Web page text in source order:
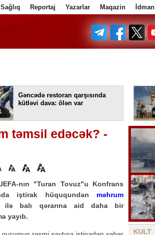
Sağlıq Reportaj Yazarlar Maqazin İdman
Gəncədə restoran qarşısında
kütləvi dava: ölən var
təmsil edəcək? -
nın "Turan Tovuz"u Konfrans
iştirak hüququndan məhrum
ilə balı qərarına aid daha bir
yayıb.
KULT